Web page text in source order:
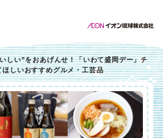
しい”をおあげんせ！「いわて盛岡デー」チ
ほしいおすすめグルメ・工芸品